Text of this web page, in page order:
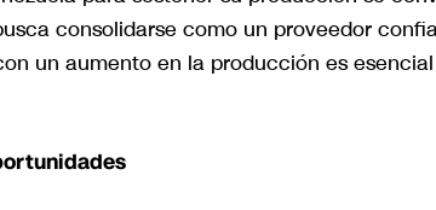
consolidarse como un proveedor
un aumento en la producción es